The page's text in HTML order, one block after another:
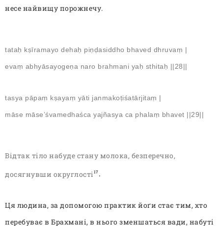
несе найвищу порожнечу.
tataḥ kṣīramayo dehaḥ piṇḍasiddho bhaved dhruvaṃ |
evaṃ abhyāsayogeṇa naro brahmani yaḥ sthitaḥ ||28||
tasya pāpaṃ kṣayaṃ yāti janmakoṭiśatārjitaṃ |
māse māse’śvamedhaśca yajñasya ca phalaṃ bhavet ||29||
Відтак тіло набуде стану молока, безперечно,
досягнувши округлості 17.
Ця людина, за допомогою практик йоґи стає тим, хто
перебуває в Брахмані, в нього зменшаться вади, набуті